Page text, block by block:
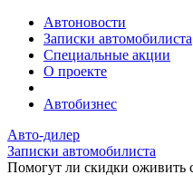
Автоновости
Записки автомобилиста
Специальные акции
О проекте
Автобизнес
Авто-дилер
Записки автомобилиста
Помогут ли скидки оживить